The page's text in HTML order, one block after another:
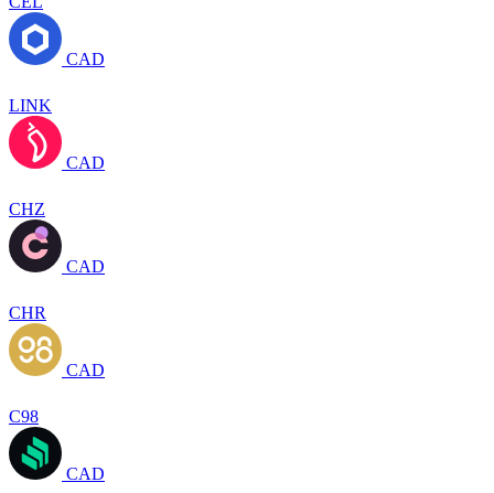
CAD
LINK
CAD
CHZ
CAD
CHR
CAD
C98
CAD